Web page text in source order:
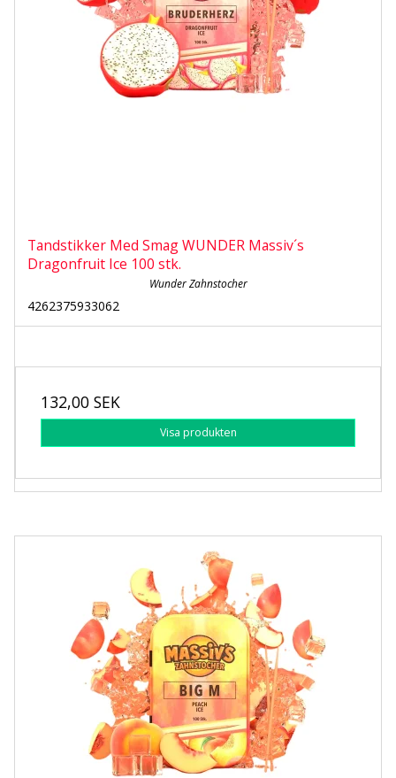
Tandstikker Med Smag WUNDER Massiv´s
Dragonfruit Ice 100 stk.
Wunder Zahnstocher
4262375933062
132,00 SEK
Visa produkten